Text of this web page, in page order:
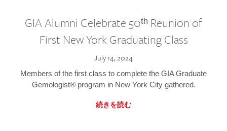
GIA Alumni Celebrate 50ᵗʰ Reunion of
First New York Graduating Class
July 14, 2024
Members of the first class to complete the GIA Graduate
Gemologist® program in New York City gathered.
続きを読む